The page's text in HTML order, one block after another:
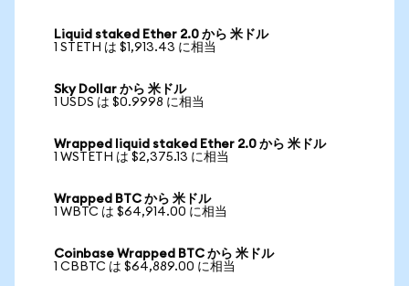
Liquid staked Ether 2.0 から 米ドル
1 STETH は $1,913.43 に相当
Sky Dollar から 米ドル
1 USDS は $0.9998 に相当
Wrapped liquid staked Ether 2.0 から 米ドル
1 WSTETH は $2,375.13 に相当
Wrapped BTC から 米ドル
1 WBTC は $64,914.00 に相当
Coinbase Wrapped BTC から 米ドル
1 CBBTC は $64,889.00 に相当